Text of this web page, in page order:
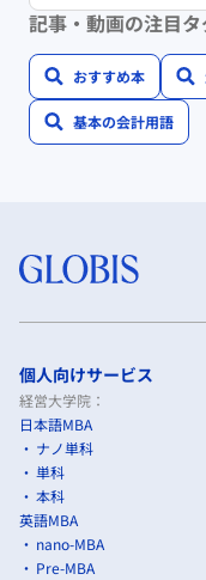
記事・動画の注目
おすすめ本
基本の会計用語
個人向けサービス
経営大学院：
日本語MBA
ナノ単科
単科
本科
英語MBA
nano-MBA
Pre-MBA